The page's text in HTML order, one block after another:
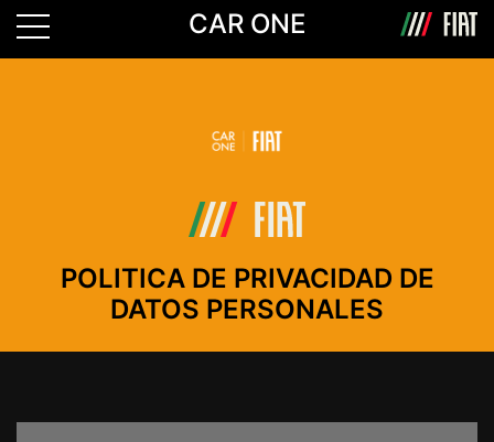
CAR ONE
POLITICA DE PRIVACIDAD DE
DATOS PERSONALES